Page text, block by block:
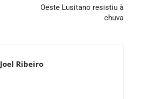
Oeste Lusitano resistiu à
chuva
Joel Ribeiro